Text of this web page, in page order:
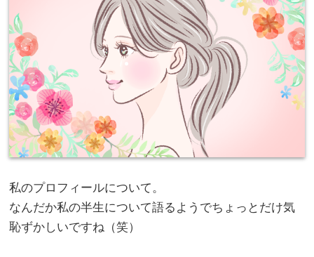
私のプロフィールについて。
なんだか私の半生について語るようでちょっとだけ気
恥ずかしいですね（笑）